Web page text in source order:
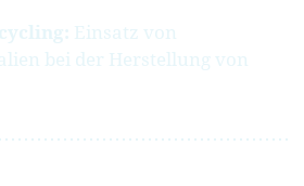
Einsatz von
bei der Herstellung von